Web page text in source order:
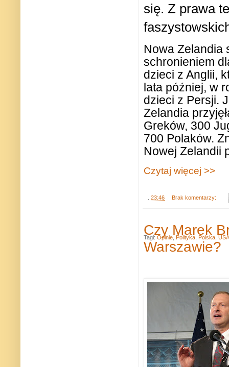
się. Z prawa
Nowa Zelandia
schronieniem
dzieci z Anglii,
lata później, w
dzieci z Persji.
Zelandia
Greków, 300
700 Polaków.
Nowej Zelandii
Czytaj więcej >>
23:46 Brak komentarzy:
Czy Marek
Warszawie?
Tagi: Opinie, Polityka, Polska, USA